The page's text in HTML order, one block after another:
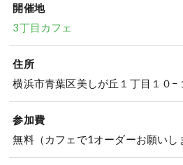
開催地
3丁目カフェ
住所
横浜市青葉区美しが丘１丁目１０−
参加費
無料（カフェで1オーダーお願いし